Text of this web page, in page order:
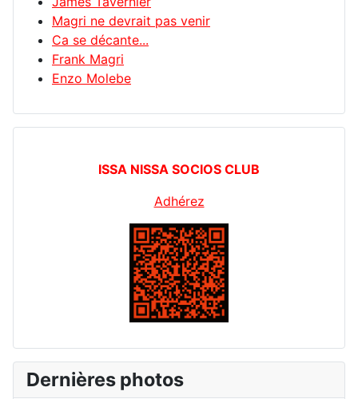
Magri ne devrait pas venir
Ca se décante...
Frank Magri
Enzo Molebe
ISSA NISSA SOCIOS CLUB
Adhérez
Dernières photos